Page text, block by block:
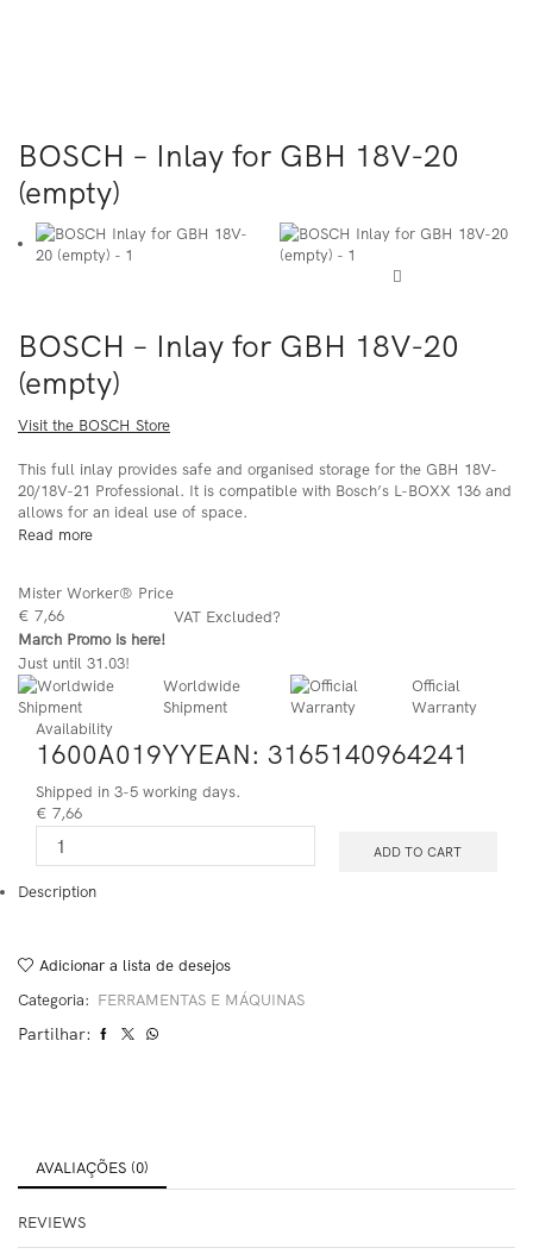
BOSCH – Inlay for GBH 18V-20
(empty)

BOSCH – Inlay for GBH 18V-20
(empty)
Visit the BOSCH Store
This full inlay provides safe and organised storage for the GBH 18V-
20/18V-21 Professional. It is compatible with Bosch’s L-BOXX 136 and
allows for an ideal use of space.
Read more
Mister Worker® Price
€ 7,66
VAT Excluded?
March Promo is here!
Just until 31.03!
Worldwide
Shipment
Official
Warranty
Availability
1600A019YYEAN: 3165140964241
Shipped in 3-5 working days.
€ 7,66
ADD TO CART
Description
Adicionar a lista de desejos
Categoria: FERRAMENTAS E MÁQUINAS
Partilhar:
AVALIAÇÕES (0)
REVIEWS